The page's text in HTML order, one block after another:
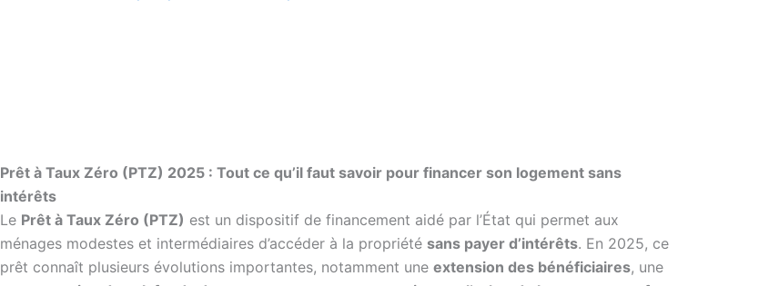
Prêt à Taux Zéro (PTZ) 2025 : Tout ce qu’il faut savoir pour financer son logement sans
intérêts
Le Prêt à Taux Zéro (PTZ) est un dispositif de financement aidé par l’État qui permet aux
ménages modestes et intermédiaires d’accéder à la propriété sans payer d’intérêts. En 2025, ce
prêt connaît plusieurs évolutions importantes, notamment une extension des bénéficiaires, une